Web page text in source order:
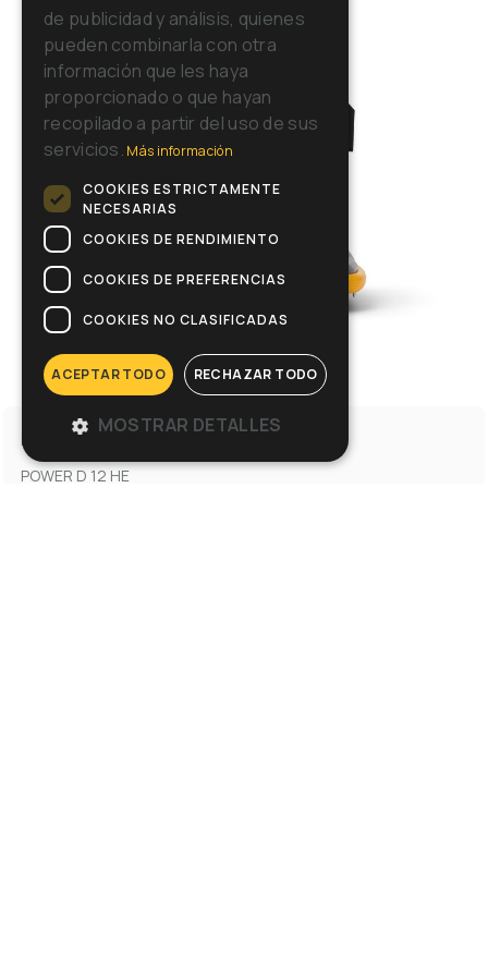
POWER LINE
POWER D 12 HE
RUSSIAN
de publicidad y análisis, quienes
pueden combinarla con otra
información que les haya
proporcionado o que hayan
recopilado a partir del uso de sus
servicios. Más información
COOKIES ESTRICTAMENTE
NECESARIAS
COOKIES DE RENDIMIENTO
COOKIES DE PREFERENCIAS
COOKIES NO CLASIFICADAS
ACEPTAR TODO RECHAZAR TODO
MOSTRAR DETALLES